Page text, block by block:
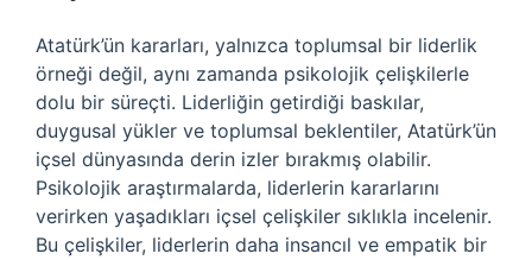
Atatürk’ün kararları, yalnızca toplumsal bir liderlik
örneği değil, aynı zamanda psikolojik çelişkilerle
dolu bir süreçti. Liderliğin getirdiği baskılar,
duygusal yükler ve toplumsal beklentiler, Atatürk’ün
içsel dünyasında derin izler bırakmış olabilir.
Psikolojik araştırmalarda, liderlerin kararlarını
verirken yaşadıkları içsel çelişkiler sıklıkla incelenir.
Bu çelişkiler, liderlerin daha insancıl ve empatik bir